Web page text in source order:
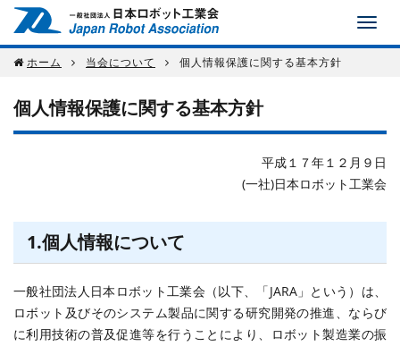
ホーム 当会について 個人情報保護に関する基本方針
個人情報保護に関する基本方針
平成１７年１２月９日
(一社)日本ロボット工業会
1.個人情報について
一般社団法人日本ロボット工業会（以下、「JARA」という）は、
ロボット及びそのシステム製品に関する研究開発の推進、ならび
に利用技術の普及促進等を行うことにより、ロボット製造業の振